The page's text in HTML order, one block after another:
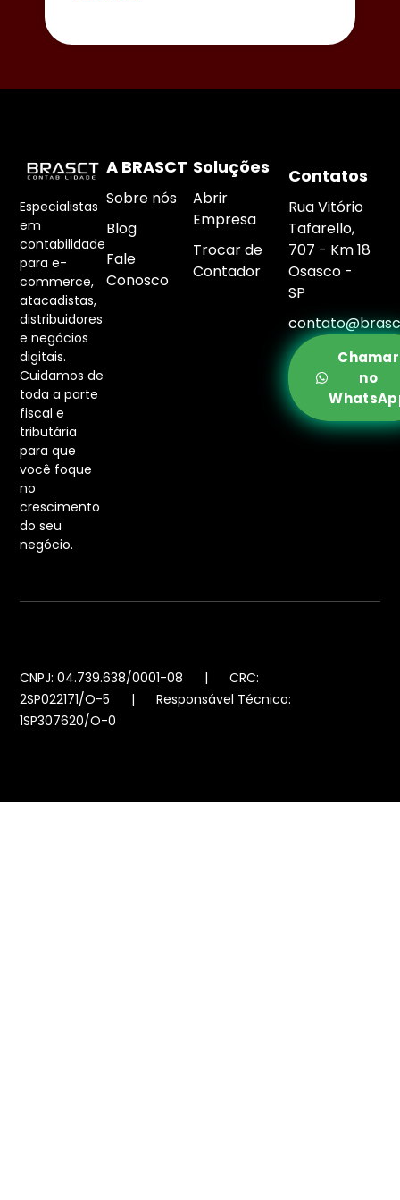
Especialistas
em
contabilidade
para e-
commerce,
atacadistas,
distribuidores
e negócios
digitais.
Cuidamos de
toda a parte
fiscal e
tributária
para que
você foque
no
crescimento
do seu
negócio.
A BRASCT
Sobre nós
Blog
Fale
Conosco
Soluções
Abrir
Empresa
Trocar de
Contador
Contatos
Rua Vitório
Tafarello,
707 - Km 18
Osasco -
SP
Chamar
no
CNPJ: 04.739.638/0001-08 | CRC:
2SP022171/O-5 | Responsável Técnico:
1SP307620/O-0